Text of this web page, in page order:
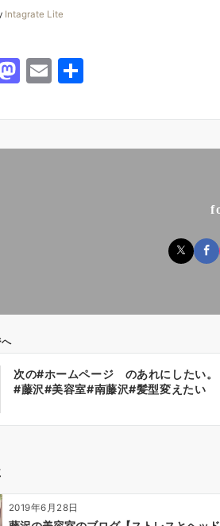
Intagrate Lite
M
st
o
E
ai
l
へ
次の#ホームページ のあれにしたい。
#藤沢#美容室#南藤沢#髪型変えたい
2019年6月28日